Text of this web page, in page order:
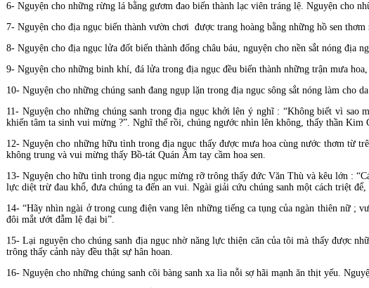
6- Nguyện cho những rừng lá bằng gươm đao biến thành lạc viên tráng lệ. Nguyện cho
7- Nguyện cho địa ngục biến thành vườn chơi được trang hoàng bằng những hồ sen
8- Nguyện cho địa ngục lửa đốt biến thành đống châu báu, nguyện cho nền sắt nóng
9- Nguyện cho những binh khí, đá lửa trong địa ngục đều biến thành những trận mưa
10- Nguyện cho những chúng sanh đang ngụp lặn trong địa ngục sông sắt nóng làm
11- Nguyện cho những chúng sanh trong địa ngục khởi lên ý nghĩ : “Không biết vì
khiến tâm ta sinh vui mừng ?”. Nghĩ thế rồi, chúng ngước nhìn lên không, thấy thần
12- Nguyện cho những hữu tình trong địa ngục thấy được mưa hoa cùng nước thơm từ
không trung và vui mừng thấy Bồ-tát Quán Âm tay cầm hoa sen.
13- Nguyện cho hữu tình trong địa ngục mừng rỡ trông thấy đức Văn Thù và kêu lớn :
lực diệt trừ đau khổ, đưa chúng ta đến an vui. Ngài giải cứu chúng sanh một cách triệt
14- “Hãy nhìn ngài ở trong cung điện vang lên những tiếng ca tụng của ngàn thiên nữ ;
đôi mắt ướt đẫm lệ đại bi”.
15- Lại nguyện cho chúng sanh địa ngục nhờ năng lực thiện căn của tôi mà thấy được
trông thấy cảnh này đều thật sự hân hoan.
16- Nguyện cho những chúng sanh cõi bàng sanh xa lìa nỗi sợ hãi mạnh ăn thịt yếu.